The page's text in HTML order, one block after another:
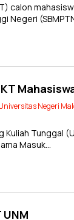
calon
Negeri
Negeri
Kuliah Tunggal
Masuk…